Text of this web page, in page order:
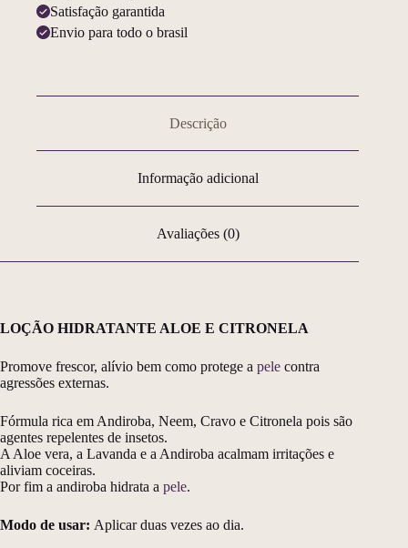
Satisfação garantida
Envio para todo o brasil
Descrição
Informação adicional
Avaliações (0)
LOÇÃO HIDRATANTE ALOE E CITRONELA
Promove frescor, alívio bem como protege a pele contra
agressões externas.
Fórmula rica em Andiroba, Neem, Cravo e Citronela pois são
agentes repelentes de insetos.
A Aloe vera, a Lavanda e a Andiroba acalmam irritações e
aliviam coceiras.
Por fim a andiroba hidrata a pele.
Modo de usar: Aplicar duas vezes ao dia.